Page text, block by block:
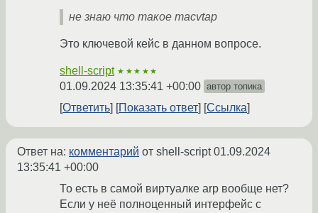
не знаю что такое maсvtap
Это ключевой кейс в данном вопросе.
shell-script ★★★★★
01.09.2024 13:35:41 +00:00 автор топика
Ответить Показать ответ Ссылка
Ответ на: комментарий от shell-script01.09.2024
13:35:41 +00:00
То есть в самой виртуалке arp вообще нет?
Если у неё полноценный интерфейс с